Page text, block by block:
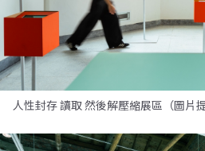
人性封存 讀取 然後解壓縮展區（圖片